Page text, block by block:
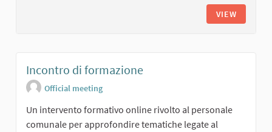
VIEW
Incontro di formazione
Official meeting
Un intervento formativo online rivolto al personale
comunale per approfondire tematiche legate al